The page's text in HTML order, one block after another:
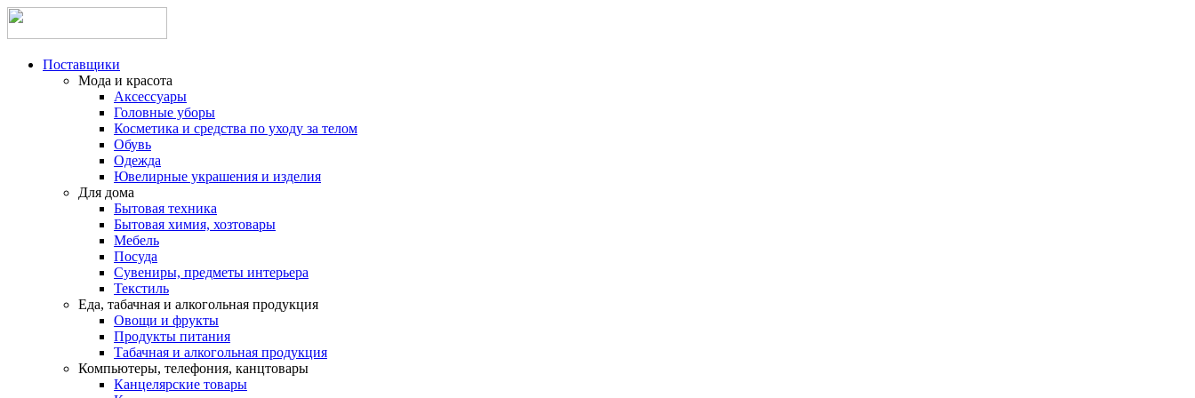
Поставщики
Мода и красота
Аксессуары
Головные уборы
Косметика и средства по уходу за телом
Обувь
Одежда
Ювелирные украшения и изделия
Для дома
Бытовая техника
Бытовая химия, хозтовары
Мебель
Посуда
Сувениры, предметы интерьера
Текстиль
Еда, табачная и алкогольная продукция
Овощи и фрукты
Продукты питания
Табачная и алкогольная продукция
Компьютеры, телефония, канцтовары
Канцелярские товары